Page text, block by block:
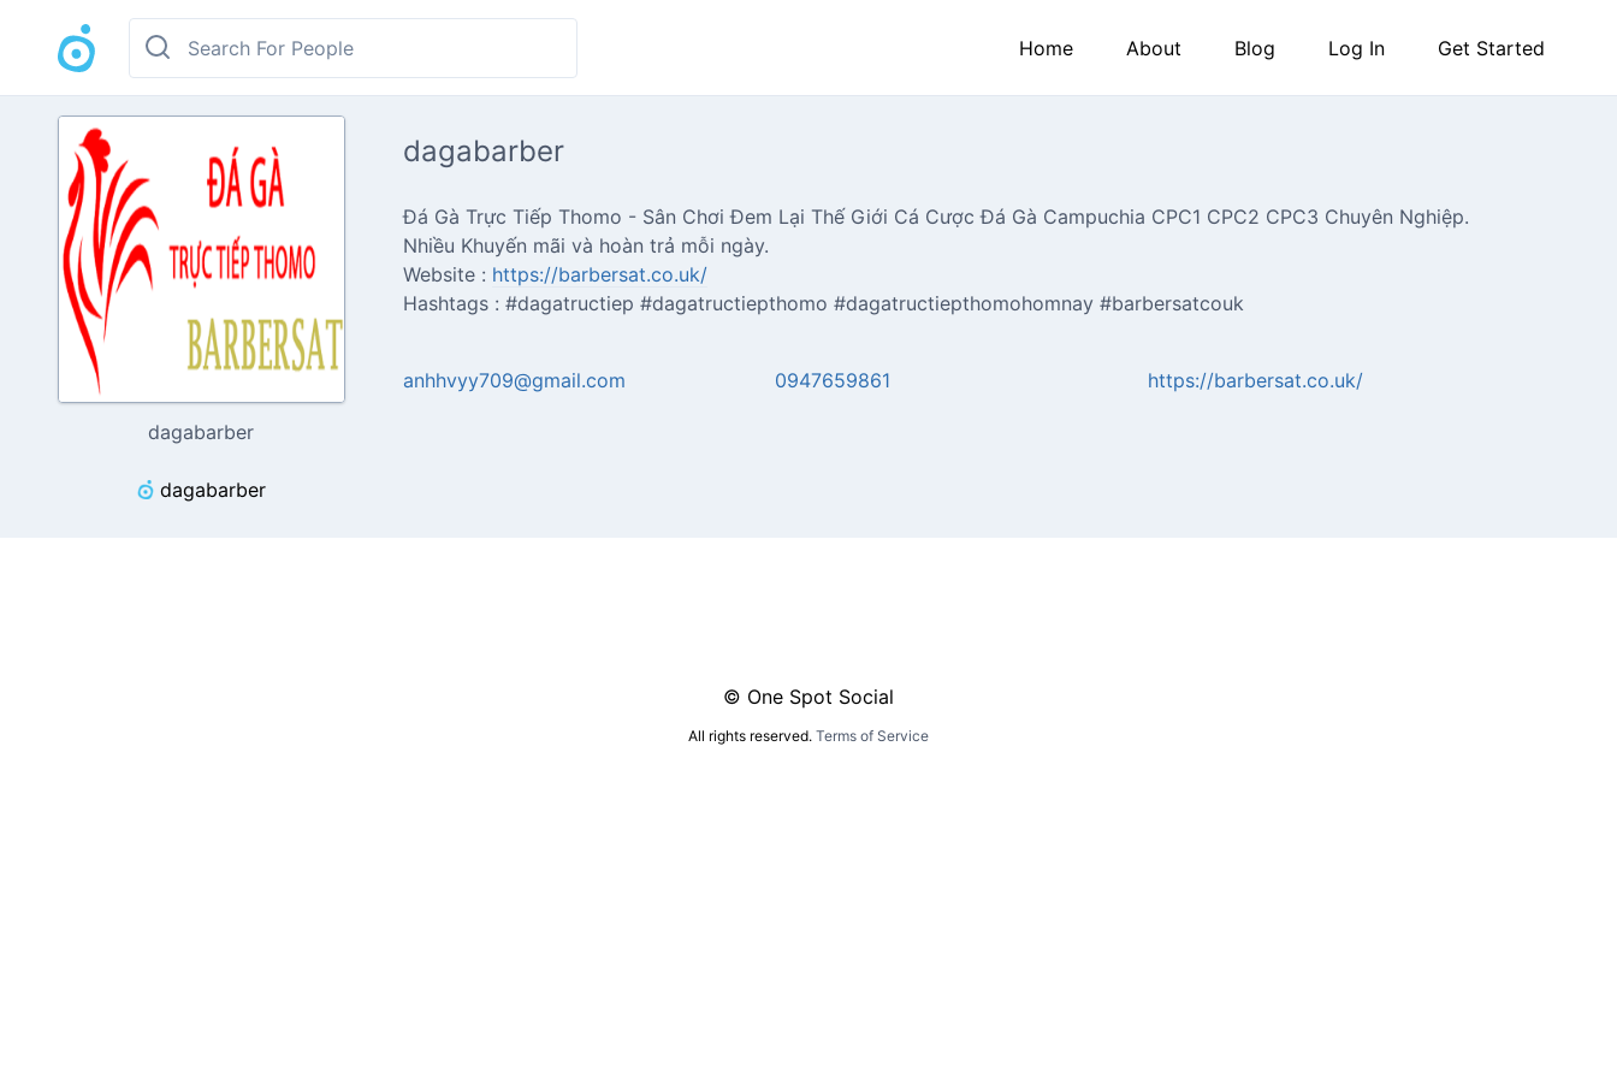
Home About Blog Log In Get Started
dagabarber
dagabarber
dagabarber
Đá Gà Trực Tiếp Thomo - Sân Chơi Đem Lại Thế Giới Cá Cược Đá Gà Campuchia CPC1 CPC2 CPC3 Chuyên Nghiệp.
Nhiều Khuyến mãi và hoàn trả mỗi ngày.
Website : https://barbersat.co.uk/
Hashtags : #dagatructiep #dagatructiepthomo #dagatructiepthomohomnay #barbersatcouk
anhhvyy709@gmail.com 0947659861 https://barbersat.co.uk/
© One Spot Social
All rights reserved. Terms of Service